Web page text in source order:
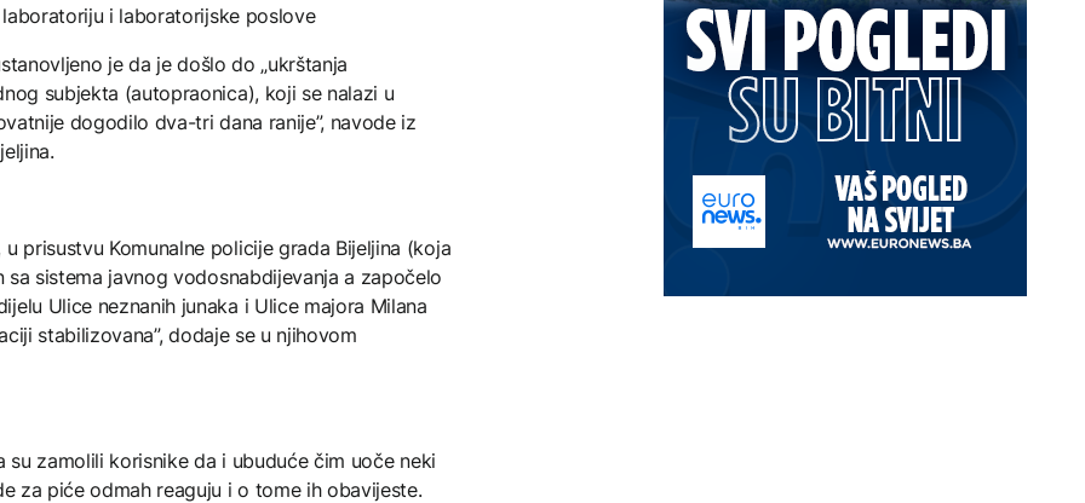
i laboratorijske poslove
je da je došlo do „ukrštanja
subjekta (autopraonica), koji se nalazi u
dogodilo dva-tri dana ranije”, navode iz
prisustvu Komunalne policije grada Bijeljina (koja
sa sistema javnog vodosnabdijevanja a započelo
Ulice neznanih junaka i Ulice majora Milana
stabilizovana”, dodaje se u njihovom
su zamolili korisnike da i ubuduće čim uoče neki
za piće odmah reaguju i o tome ih obavijeste.